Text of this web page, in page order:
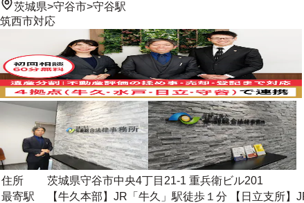
茨城県>守谷市>守谷駅
筑西市対応
住所
茨城県守谷市中央4丁目21-1 重兵衛ビル201
最寄駅
【牛久本部】JR「牛久」駅徒歩１分 【日立支所